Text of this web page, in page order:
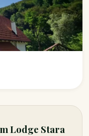
Lodge Stara